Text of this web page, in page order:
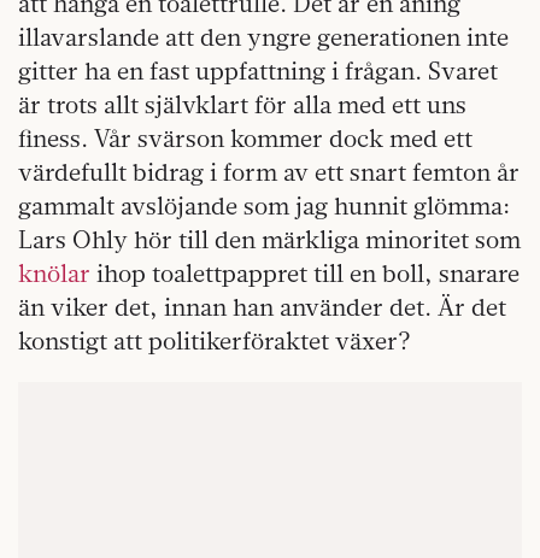
illavarslande att den yngre generationen inte
gitter ha en fast uppfattning i frågan. Svaret
är trots allt självklart för alla med ett uns
finess. Vår svärson kommer dock med ett
värdefullt bidrag i form av ett snart femton år
gammalt avslöjande som jag hunnit glömma:
Lars Ohly hör till den märkliga minoritet som
knölar ihop toalettpappret till en boll, snarare
än viker det, innan han använder det. Är det
konstigt att politikerföraktet växer?